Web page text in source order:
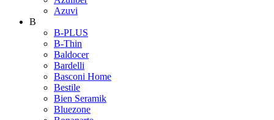
Azuvi
B
B-PLUS
B-Thin
Baldocer
Bardelli
Basconi Home
Bestile
Bien Seramik
Bluezone